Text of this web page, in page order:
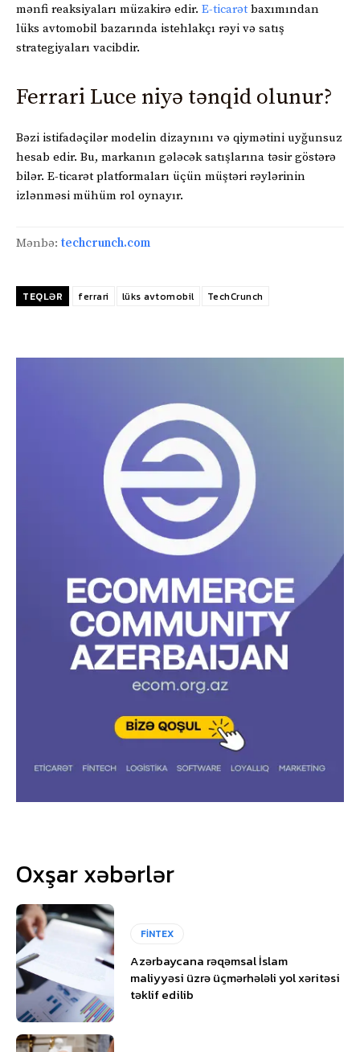
mənfi reaksiyaları müzakirə edir. E-ticarət baxımından
lüks avtomobil bazarında istehlakçı rəyi və satış
strategiyaları vacibdir.
Ferrari Luce niyə tənqid olunur?
Bəzi istifadəçilər modelin dizaynını və qiymətini uyğunsuz
hesab edir. Bu, markanın gələcək satışlarına təsir göstərə
bilər. E-ticarət platformaları üçün müştəri rəylərinin
izlənməsi mühüm rol oynayır.
Mənbə: techcrunch.com
TEQLƏR ferrari lüks avtomobil TechCrunch
Oxşar xəbərlər
FİNTEX
Azərbaycana rəqəmsal İslam
maliyyəsi üzrə üçmərhələli yol xəritəsi
təklif edilib